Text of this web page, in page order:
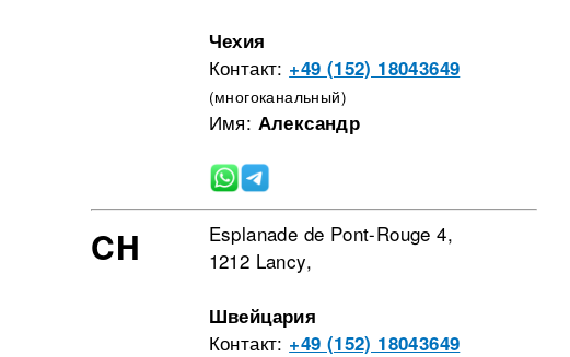
Чехия
Контакт: +49 (152) 18043649
(многоканальный)
Имя: Александр
CH
Esplanade de Pont-Rouge 4,
1212 Lancy,
Швейцария
Контакт: +49 (152) 18043649